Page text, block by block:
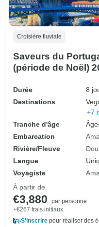
Croisière fluviale
Saveurs du
(période de Noël)
Durée
8
Destinations
+7
Tranche d'âge
Embarcation
Rivière/Fleuve
Langue
Voyagiste
À partir de
€3,880
par personne
+€267 frais initiaux
S'inscrire pour réaliser des